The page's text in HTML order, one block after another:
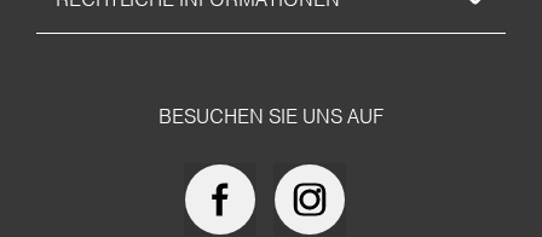
BESUCHEN SIE UNS AUF